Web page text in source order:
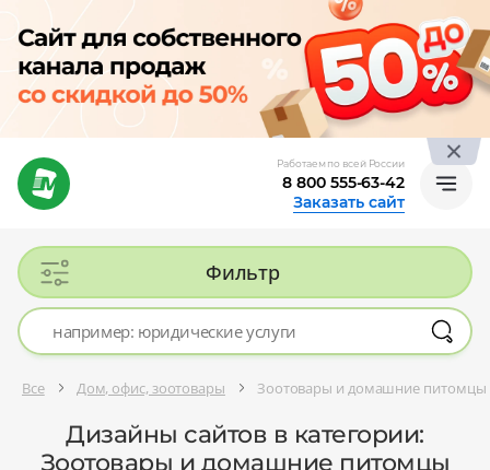
Работаем по всей России
8 800 555-63-42
Заказать сайт
Фильтр
Все Дом, офис, зоотовары Зоотовары и домашние питомцы
Дизайны сайтов в категории:
Зоотовары и домашние питомцы